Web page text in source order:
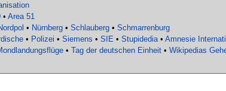
• Area 51
• Nürnberg • Schlauberg • Schmarrenburg
• Polizei • Siemens • SIE • Stupidedia• Amnesie
• Tag der deutschen Einheit • Wikipedias